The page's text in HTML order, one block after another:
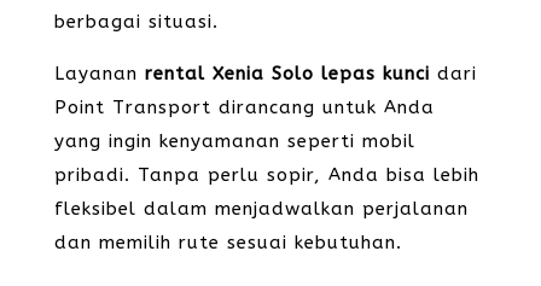
berbagai situasi.
Layanan rental Xenia Solo lepas kunci dari
Point Transport dirancang untuk Anda
yang ingin kenyamanan seperti mobil
pribadi. Tanpa perlu sopir, Anda bisa lebih
fleksibel dalam menjadwalkan perjalanan
dan memilih rute sesuai kebutuhan.